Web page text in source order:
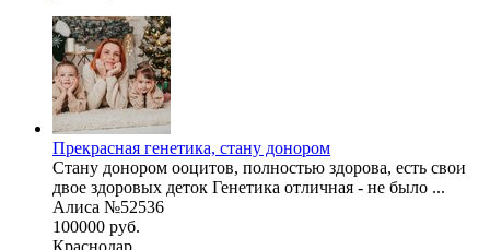
Прекрасная генетика, стану донором
Стану донором ооцитов, полностью здорова, есть свои
двое здоровых деток Генетика отличная - не было ...
Алиса №52536
100000 руб.